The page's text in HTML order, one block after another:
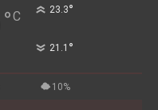
°C 23.3°
21.1 °
10%